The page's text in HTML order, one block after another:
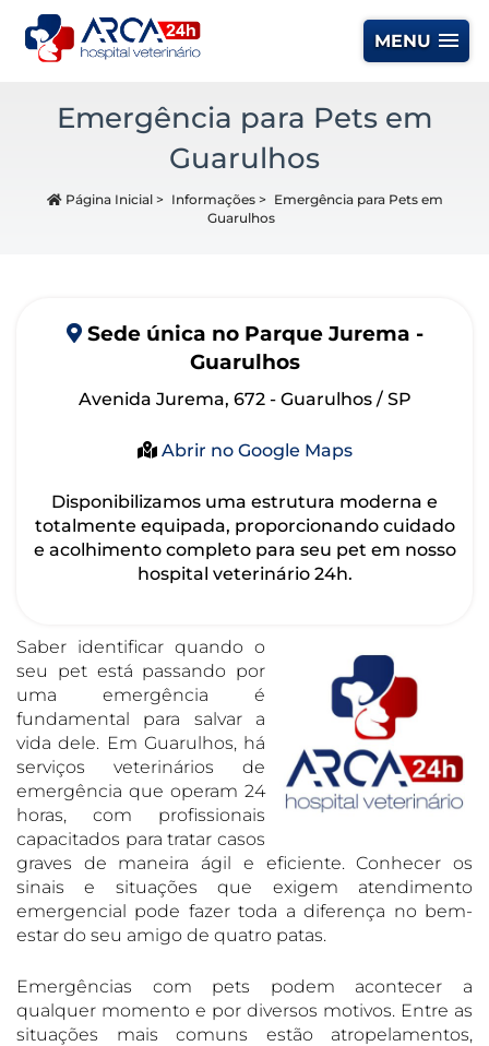
MENU
Emergência para Pets em
Guarulhos
Página Inicial> Informações> Emergência para Pets em
Guarulhos
Sede única no Parque Jurema -
Guarulhos
Avenida Jurema, 672 - Guarulhos / SP
Abrir no Google Maps
Disponibilizamos uma estrutura moderna e
totalmente equipada, proporcionando cuidado
e acolhimento completo para seu pet em nosso
hospital veterinário 24h.
Saber identificar quando o
seu pet está passando por
uma emergência é
fundamental para salvar a
vida dele. Em Guarulhos, há
serviços veterinários de
emergência que operam 24
horas, com profissionais
capacitados para tratar casos
graves de maneira ágil e eficiente. Conhecer os
sinais e situações que exigem atendimento
emergencial pode fazer toda a diferença no bem-
estar do seu amigo de quatro patas.
Emergências com pets podem acontecer a
qualquer momento e por diversos motivos. Entre as
situações mais comuns estão atropelamentos,